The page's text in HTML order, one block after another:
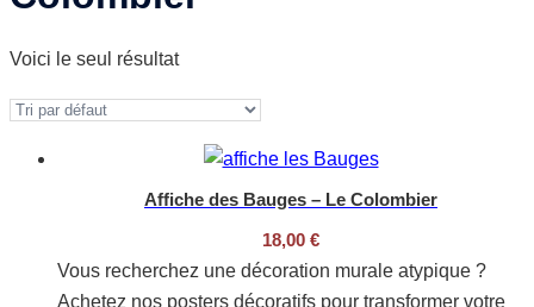
Voici le seul résultat
Affiche des Bauges – Le Colombier
18,00 €